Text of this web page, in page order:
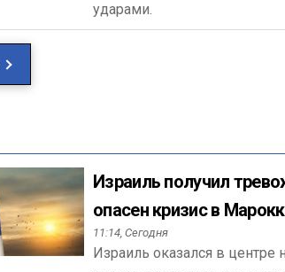
ударами.
Израиль получил
опасен кризис в
11:14, Сегодня
Израиль оказался в центре